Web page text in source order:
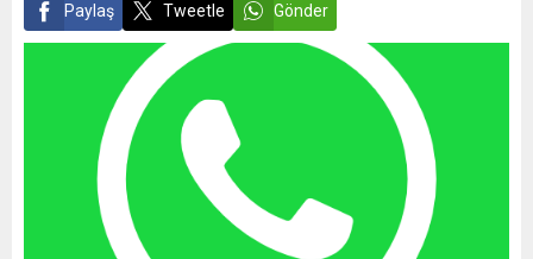
Paylaş Tweetle Gönder